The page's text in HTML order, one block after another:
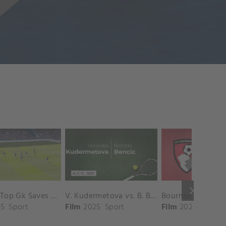
keyboard_arrow_right
Chelsea Top Gk Saves vs. Crystal Palace
Sport
V. Kudermetova vs. B. Bencic Match Highlights - CINCINNATI_Champions Court ( August 10, 2025)
Film 2025 Sport Film 2025